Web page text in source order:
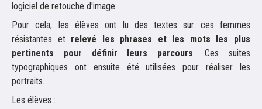
Autres Amériques
Migrants d'hier, d'aujourd'hui, et moi
Focus n°4 - Engagé.e.s
Focus n°3 - Histoire(s) de murs
Histoire arménienne en slam
Les Lointains
logiciel de retouche d'image.
Pour cela, les élèves ont lu des textes sur ces femmes
résistantes et relevé les phrases et les mots les plus
pertinents pour définir leurs parcours. Ces suites
typographiques ont ensuite été utilisées pour réaliser les
portraits.
Les élèves :